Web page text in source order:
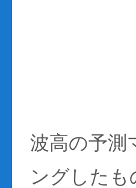
波高の予測
ングした